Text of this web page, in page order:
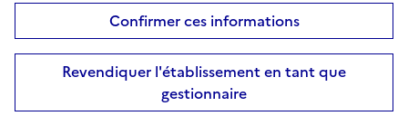
Confirmer ces informations
Revendiquer l'établissement en tant que
gestionnaire